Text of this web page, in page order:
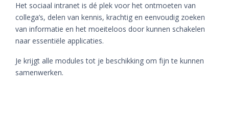
Het sociaal intranet is dé plek voor het ontmoeten van
collega’s, delen van kennis, krachtig en eenvoudig zoeken
van informatie en het moeiteloos door kunnen schakelen
naar essentiële applicaties.
Je krijgt alle modules tot je beschikking om fijn te kunnen
samenwerken.